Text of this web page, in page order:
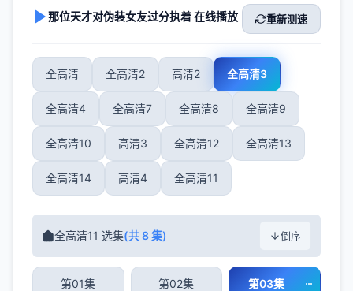
那位天才对伪装女友过分执着 在线播放 重新测速
全高清 全高清2 高清2 全高清3
全高清4 全高清7 全高清8 全高清9
全高清10 高清3 全高清12 全高清13
全高清14 高清4 全高清11
全高清11 选集(共 8 集) 倒序
第01集 第02集 第03集